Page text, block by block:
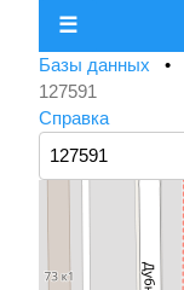
☰
Базы данных •
127591
Справка